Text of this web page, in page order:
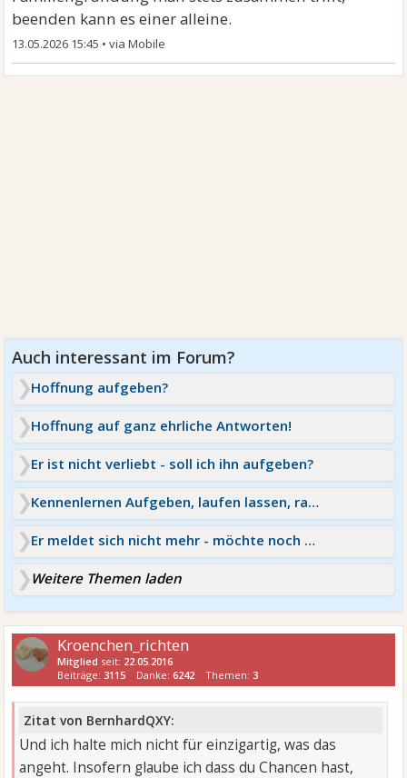
beenden kann es einer alleine.
13.05.2026 15:45 •
Hoffnung aufgeben?
Hoffnung auf ganz ehrliche Antworten!
Er ist nicht verliebt - soll ich ihn aufgeben?
Kennenlernen Aufgeben, laufen lassen, rausziehen
Er meldet sich nicht mehr - möchte noch nicht aufgeben
Weitere Themen laden
Kroenchen_richten
Mitglied seit: 22.05.2016
Beiträge:3115 Danke:6242 Themen:3
Zitat von BernhardQXY:
Und ich halte mich nicht für einzigartig, was das
angeht. Insofern glaube ich dass du Chancen hast,